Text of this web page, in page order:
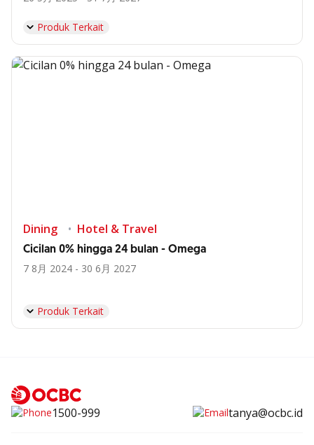
Produk Terkait
Dining Hotel & Travel
Cicilan 0% hingga 24 bulan - Omega
7 8月 2024 - 30 6月 2027
Produk Terkait
1500-999 tanya@ocbc.id